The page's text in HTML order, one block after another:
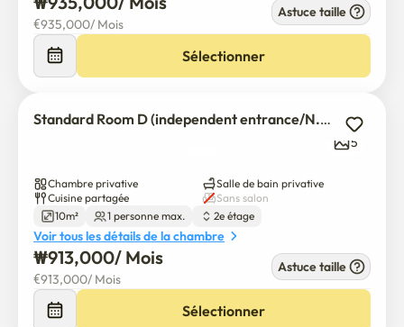
€935,000/ Mois
Astuce taille
Sélectionner
Standard Room D (independent entrance/N.217)
5
Chambre privative
Salle de bain privative
Cuisine partagée
Sans salon
10m²
1 personne max. 2e étage
Voir tous les détails de la chambre
₩913,000/ Mois
€913,000/ Mois
Astuce taille
Sélectionner